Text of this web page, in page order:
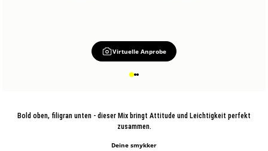
Virtuelle Anprobe
Bold oben, filigran unten - dieser Mix bringt Attitude und Leichtigkeit perfekt
zusammen.
Deine smykker